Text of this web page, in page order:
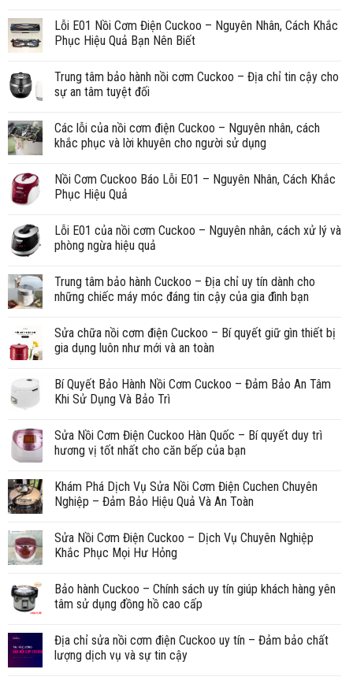
Lỗi E01 Nồi Cơm Điện Cuckoo – Nguyên Nhân, Cách Khắc
Phục Hiệu Quả Bạn Nên Biết
Trung tâm bảo hành nồi cơm Cuckoo – Địa chỉ tin cậy cho
sự an tâm tuyệt đối
Các lỗi của nồi cơm điện Cuckoo – Nguyên nhân, cách
khắc phục và lời khuyên cho người sử dụng
Nồi Cơm Cuckoo Báo Lỗi E01 – Nguyên Nhân, Cách Khắc
Phục Hiệu Quả
Lỗi E01 của nồi cơm Cuckoo – Nguyên nhân, cách xử lý và
phòng ngừa hiệu quả
Trung tâm bảo hành Cuckoo – Địa chỉ uy tín dành cho
những chiếc máy móc đáng tin cậy của gia đình bạn
Sửa chữa nồi cơm điện Cuckoo – Bí quyết giữ gìn thiết bị
gia dụng luôn như mới và an toàn
Bí Quyết Bảo Hành Nồi Cơm Cuckoo – Đảm Bảo An Tâm
Khi Sử Dụng Và Bảo Trì
Sửa Nồi Cơm Điện Cuckoo Hàn Quốc – Bí quyết duy trì
hương vị tốt nhất cho căn bếp của bạn
Khám Phá Dịch Vụ Sửa Nồi Cơm Điện Cuchen Chuyên
Nghiệp – Đảm Bảo Hiệu Quả Và An Toàn
Sửa Nồi Cơm Điện Cuckoo – Dịch Vụ Chuyên Nghiệp
Khắc Phục Mọi Hư Hỏng
Bảo hành Cuckoo – Chính sách uy tín giúp khách hàng yên
tâm sử dụng đồng hồ cao cấp
Địa chỉ sửa nồi cơm điện Cuckoo uy tín – Đảm bảo chất
lượng dịch vụ và sự tin cậy